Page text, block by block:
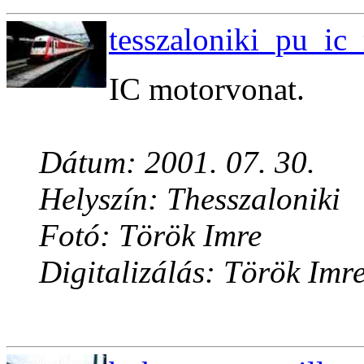
IC motorvonat.
Dátum: 2001. 07. 30.
Helyszín: Thesszaloniki
Fotó: Török Imre
Digitalizálás: Török